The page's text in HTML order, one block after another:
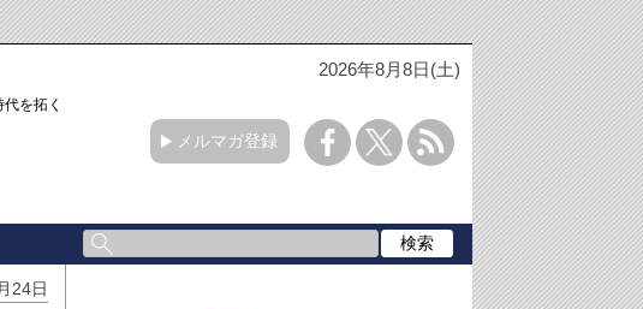
2026年8月8日(土)
を拓く「3
メルマガ登録
24日